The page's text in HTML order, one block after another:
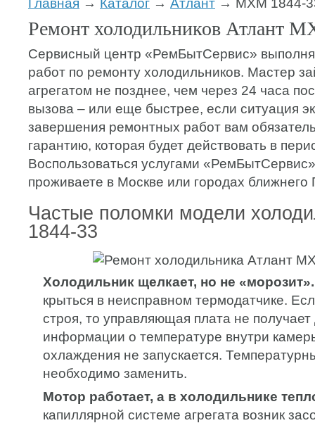
Главная → Каталог → Атлант → МХМ 1844-
Ремонт холодильников Атлант
Сервисный центр «РемБытСервис»
работ по ремонту холодильников. Мастер
агрегатом не позднее, чем через 24 часа
вызова – или еще быстрее, если ситуация
завершения ремонтных работ вам
гарантию, которая будет действовать в
Воспользоваться услугами
проживаете в Москве или городах ближнего
Частые поломки модели
1844-33
Холодильник щелкает, но не «морозит».
крыться в неисправном термодатчике.
строя, то управляющая плата не
информации о температуре внутри
охлаждения не запускается.
необходимо заменить.
Мотор работает, а в холодильнике
капиллярной системе агрегата возник